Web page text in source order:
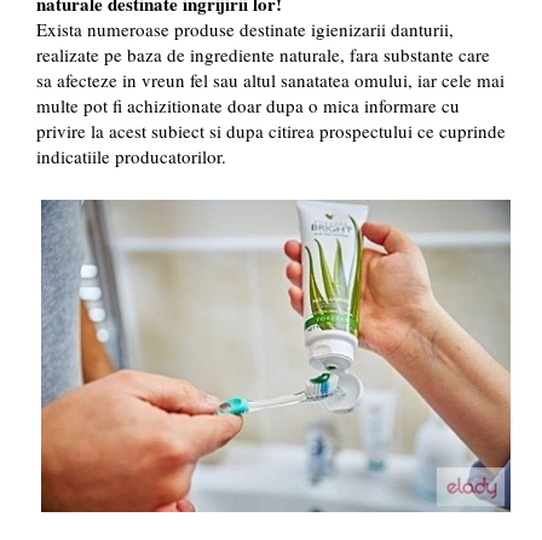
Exista numeroase produse destinate igienizarii danturii,
realizate pe baza de ingrediente naturale, fara substante care
sa afecteze in vreun fel sau altul sanatatea omului, iar cele mai
multe pot fi achizitionate doar dupa o mica informare cu
privire la acest subiect si dupa citirea prospectului ce cuprinde
indicatiile producatorilor.